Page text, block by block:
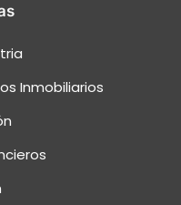
Inmobiliarios